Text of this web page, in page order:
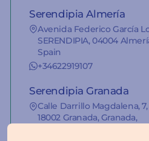
Serendipia Almería
Avenida Federico García
SERENDIPIA, 04004
Spain
+34622919107
Serendipia Granada
Calle Darrillo Magdalena, 7,
18002 Granada, Granada,